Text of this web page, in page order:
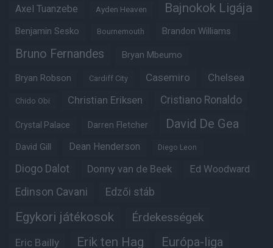
Axel Tuanzebe Ayden Heaven Bajnokok Ligája
Benjamin Sesko Bournemouth Brandon Williams
Bruno Fernandes Bryan Mbeumo
Bryan Robson Cardiff City Casemiro Chelsea
Chido Obi Christian Eriksen Cristiano Ronaldo
Crystal Palace Darren Fletcher David De Gea
David Gill Dean Henderson Diego Leon
Diogo Dalot Donny van de Beek Ed Woodward
Edinson Cavani Edzői stáb
Egykori játékosok Érdekességek
Eric Bailly Erik ten Hag Európa-liga